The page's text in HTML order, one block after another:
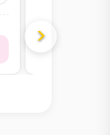
Giá từ:
›